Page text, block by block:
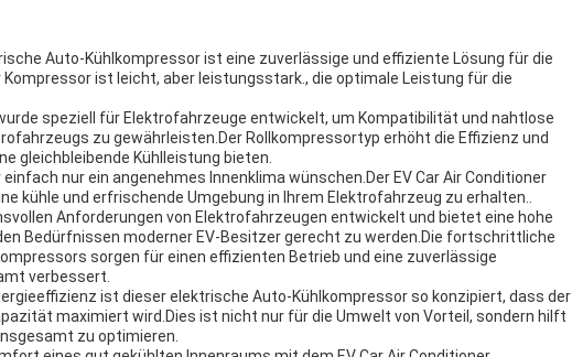
Auto-Kühlkompressor ist eine zuverlässige und effiziente Lösung für die
ist leicht, aber leistungsstark., die optimale Leistung für die
speziell für Elektrofahrzeuge entwickelt, um Kompatibilität und nahtlose
zu gewährleisten.Der Rollkompressortyp erhöht die Effizienz und
gleichbleibende Kühlleistung bieten.
nur ein angenehmes Innenklima wünschen.Der EV Car Air Conditioner
kühle und erfrischende Umgebung in Ihrem Elektrofahrzeug zu erhalten..
Anforderungen von Elektrofahrzeugen entwickelt und bietet eine hohe
Bedürfnissen moderner EV-Besitzer gerecht zu werden.Die fortschrittliche
sorgen für einen effizienten Betrieb und eine zuverlässige
verbessert.
ist dieser elektrische Auto-Kühlkompressor so konzipiert, dass der
maximiert wird.Dies ist nicht nur für die Umwelt von Vorteil, sondern hilft
zu optimieren.